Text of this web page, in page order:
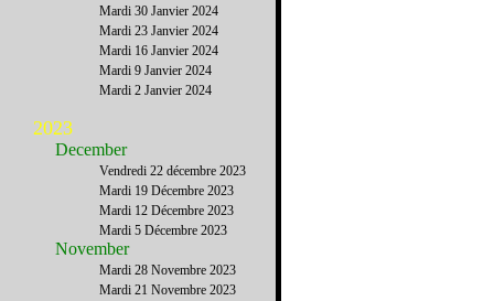
Mardi 30 Janvier 2024
Mardi 23 Janvier 2024
Mardi 16 Janvier 2024
Mardi 9 Janvier 2024
Mardi 2 Janvier 2024
2023
December
Vendredi 22 décembre 2023
Mardi 19 Décembre 2023
Mardi 12 Décembre 2023
Mardi 5 Décembre 2023
November
Mardi 28 Novembre 2023
Mardi 21 Novembre 2023